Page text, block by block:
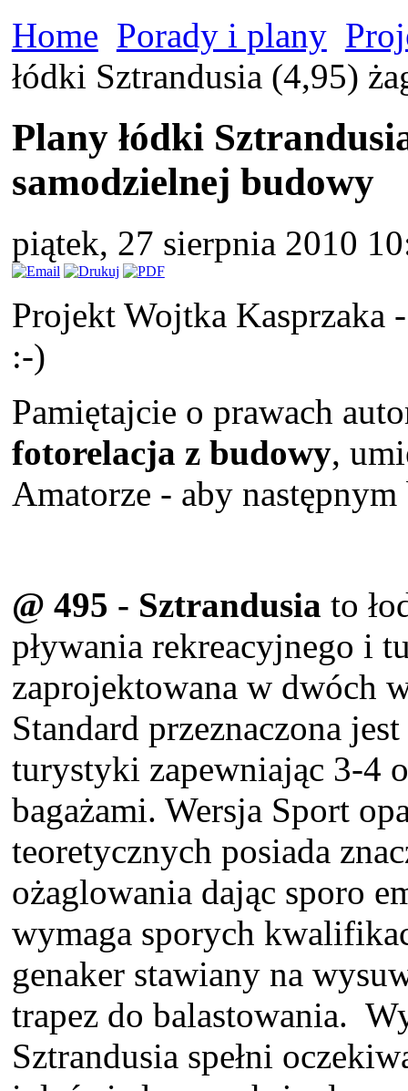
Home Porady i plany
łódki Sztrandusia (4,95)
Plany łódki
samodzielnej budowy
piątek, 27 sierpnia 2010
Projekt Wojtka Kasprzaka
:-)
Pamiętajcie o prawach
fotorelacja z budowy,
Amatorze - aby następnym
@ 495 - Sztrandusia to
pływania rekreacyjnego i
zaprojektowana w dwóch
Standard przeznaczona
turystyki zapewniając 3-4
bagażami. Wersja Sport
teoretycznych posiada
ożaglowania dając sporo
wymaga sporych
genaker stawiany na
trapez do balastowania.
Sztrandusia spełni